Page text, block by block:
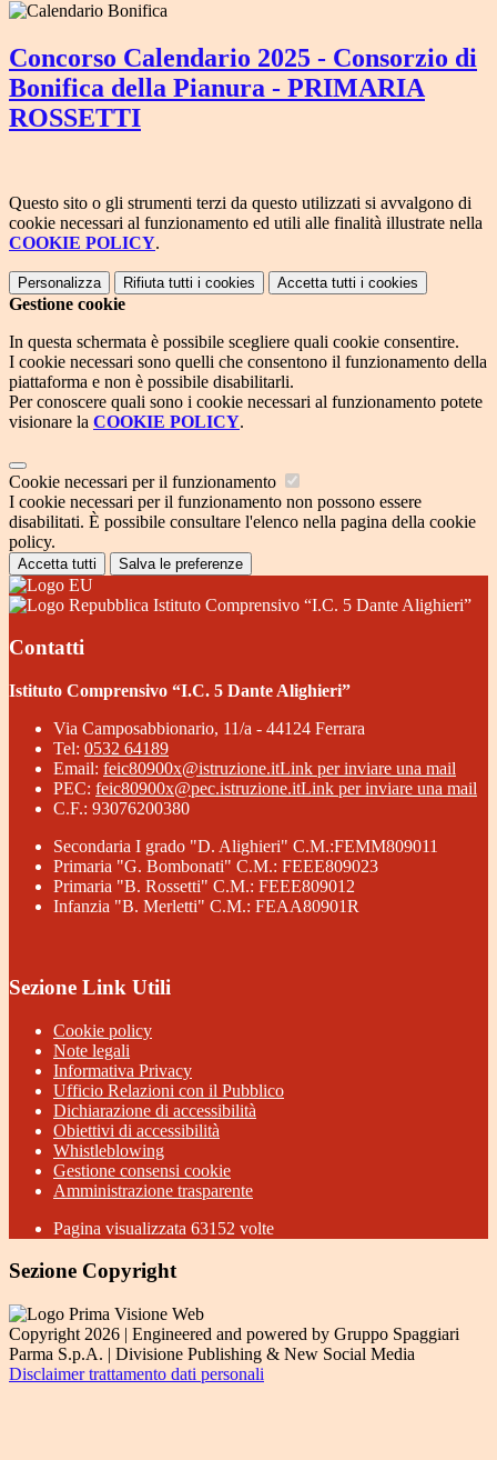
Concorso Calendario 2025 - Consorzio di
Bonifica della Pianura - PRIMARIA
ROSSETTI
Questo sito o gli strumenti terzi da questo utilizzati si avvalgono di
cookie necessari al funzionamento ed utili alle finalità illustrate nella
COOKIE POLICY.
Personalizza Rifiuta tutti i cookies Accetta tutti i cookies
Gestione cookie
In questa schermata è possibile scegliere quali cookie consentire.
I cookie necessari sono quelli che consentono il funzionamento della
piattaforma e non è possibile disabilitarli.
Per conoscere quali sono i cookie necessari al funzionamento potete
visionare la COOKIE POLICY.
Cookie necessari per il funzionamento
I cookie necessari per il funzionamento non possono essere
disabilitati. È possibile consultare l'elenco nella pagina della cookie
policy.
Accetta tutti Salva le preferenze
Istituto Comprensivo “I.C. 5 Dante Alighieri”
Contatti
Istituto Comprensivo “I.C. 5 Dante Alighieri”
Via Camposabbionario, 11/a - 44124 Ferrara
Tel: 0532 64189
Email: feic80900x@istruzione.itLink per inviare una mail
PEC: feic80900x@pec.istruzione.itLink per inviare una mail
C.F.: 93076200380
Secondaria I grado "D. Alighieri" C.M.:FEMM809011
Primaria "G. Bombonati" C.M.: FEEE809023
Primaria "B. Rossetti" C.M.: FEEE809012
Infanzia "B. Merletti" C.M.: FEAA80901R
Sezione Link Utili
Cookie policy
Note legali
Informativa Privacy
Ufficio Relazioni con il Pubblico
Dichiarazione di accessibilità
Obiettivi di accessibilità
Whistleblowing
Gestione consensi cookie
Amministrazione trasparente
Pagina visualizzata 63152 volte
Sezione Copyright
Copyright 2026 | Engineered and powered by Gruppo Spaggiari
Parma S.p.A. | Divisione Publishing & New Social Media
Disclaimer trattamento dati personali